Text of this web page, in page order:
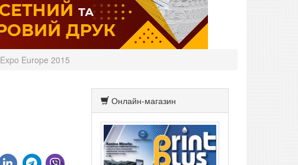
Europe 2015
Онлайн-магазин